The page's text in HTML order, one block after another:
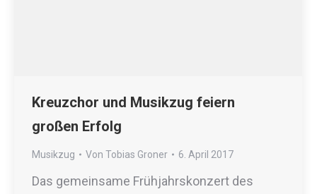
Kreuzchor und Musikzug feiern
großen Erfolg
Musikzug Von Tobias Groner 6. April 2017
Das gemeinsame Frühjahrskonzert des